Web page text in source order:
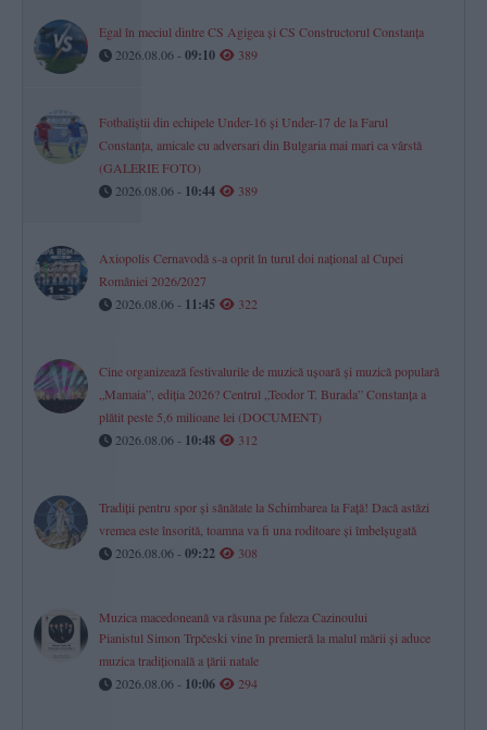
Egal în meciul dintre CS Agigea și CS Constructorul Constanța
2026.08.06 - 09:10 389
Fotbaliștii din echipele Under-16 și Under-17 de la Farul
Constanța, amicale cu adversari din Bulgaria mai mari ca vârstă
(GALERIE FOTO)
2026.08.06 - 10:44 389
Axiopolis Cernavodă s-a oprit în turul doi național al Cupei
României 2026/2027
2026.08.06 - 11:45 322
Cine organizează festivalurile de muzică ușoară și muzică populară
„Mamaia”, ediția 2026? Centrul „Teodor T. Burada” Constanța a
plătit peste 5,6 milioane lei (DOCUMENT)
2026.08.06 - 10:48 312
Tradiții pentru spor și sănătate la Schimbarea la Față! Dacă astăzi
vremea este însorită, toamna va fi una roditoare și îmbelșugată
2026.08.06 - 09:22 308
Muzica macedoneană va răsuna pe faleza Cazinoului
Pianistul Simon Trpčeski vine în premieră la malul mării și aduce
muzica tradițională a țării natale
2026.08.06 - 10:06 294